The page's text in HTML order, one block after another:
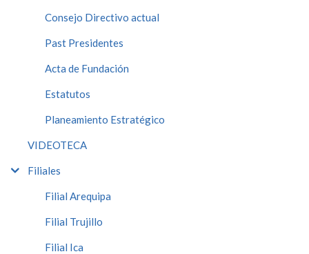
Consejo Directivo actual
Past Presidentes
Acta de Fundación
Estatutos
Planeamiento Estratégico
VIDEOTECA
Filiales
Filial Arequipa
Filial Trujillo
Filial Ica